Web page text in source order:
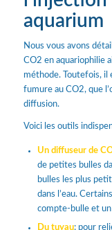
aquarium
Nous vous avons
CO2 en aquariophilie
méthode. Toutefois, il
fumure au CO2, que
diffusion.
Voici les outils
Un diffuseur de
de petites bulles
bulles les plus
dans l’eau.
compte-bulle et
Du tuyau: pour